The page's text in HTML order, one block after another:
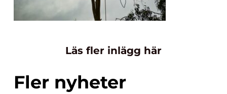
Läs fler inlägg här
Fler nyheter